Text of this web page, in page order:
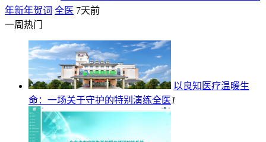
年新年贺词 全医 7天前
一周热门
以良知医疗温暖生
命：一场关于守护的特别演练全医1